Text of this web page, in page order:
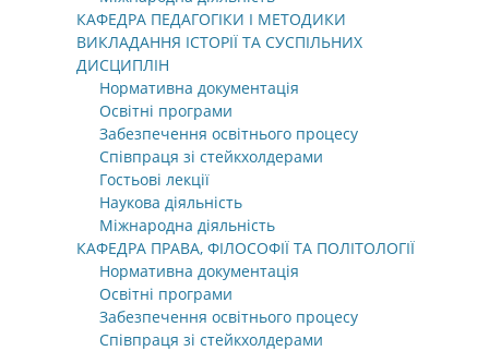
КАФЕДРА ПЕДАГОГІКИ І МЕТОДИКИ
ВИКЛАДАННЯ ІСТОРІЇ ТА СУСПІЛЬНИХ
ДИСЦИПЛІН
Нормативна документація
Освітні програми
Забезпечення освітнього процесу
Співпраця зі стейкхолдерами
Гостьові лекції
Наукова діяльність
Міжнародна діяльність
КАФЕДРА ПРАВА, ФІЛОСОФІЇ ТА ПОЛІТОЛОГІЇ
Нормативна документація
Освітні програми
Забезпечення освітнього процесу
Співпраця зі стейкхолдерами